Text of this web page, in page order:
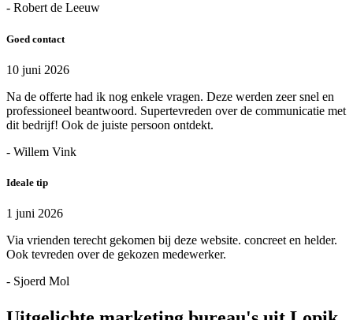
- Robert de Leeuw
Goed contact
10 juni 2026
Na de offerte had ik nog enkele vragen. Deze werden zeer snel en
professioneel beantwoord. Supertevreden over de communicatie met
dit bedrijf! Ook de juiste persoon ontdekt.
- Willem Vink
Ideale tip
1 juni 2026
Via vrienden terecht gekomen bij deze website. concreet en helder.
Ook tevreden over de gekozen medewerker.
- Sjoerd Mol